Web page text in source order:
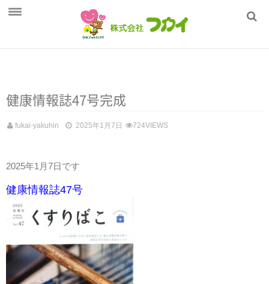
商品一覧
健康情報誌47号完成
fukai-yakuhin 2025年1月7日 724VIEWS
2025年1月7日です
健康情報誌47号